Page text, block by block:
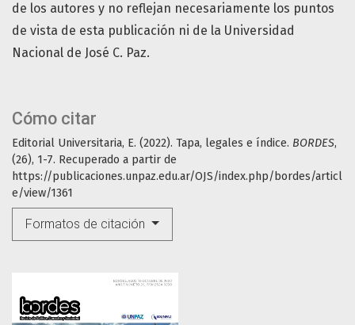
Cómo citar
Editorial Universitaria, E. (2022). Tapa, legales e índice. BORDES,
(26), 1-7. Recuperado a partir de
https://publicaciones.unpaz.edu.ar/OJS/index.php/bordes/articl
e/view/1361
Formatos de citación
de los autores y no reflejan necesariamente los puntos
de vista de esta publicación ni de la Universidad
Nacional de José C. Paz.